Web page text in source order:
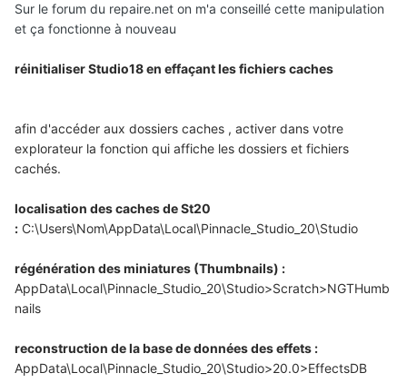
Sur le forum du repaire.net on m'a conseillé cette manipulation
et ça fonctionne à nouveau
réinitialiser Studio18 en effaçant les fichiers caches
afin d'accéder aux dossiers caches , activer dans votre
explorateur la fonction qui affiche les dossiers et fichiers
cachés.
localisation des caches de St20
: C:\Users\Nom\AppData\Local\Pinnacle_Studio_20\Studio
régénération des miniatures (Thumbnails) :
AppData\Local\Pinnacle_Studio_20\Studio>Scratch>NGTHumb
nails
reconstruction de la base de données des effets :
AppData\Local\Pinnacle_Studio_20\Studio>20.0>EffectsDB